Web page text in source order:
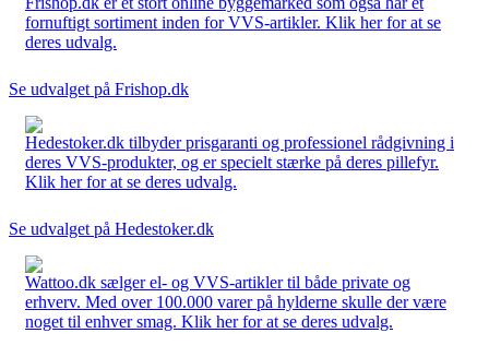
fornuftigt sortiment inden for VVS-artikler. Klik her for at se
deres udvalg.
Se udvalget på Frishop.dk
Hedestoker.dk tilbyder prisgaranti og professionel rådgivning i
deres VVS-produkter, og er specielt stærke på deres pillefyr.
Klik her for at se deres udvalg.
Se udvalget på Hedestoker.dk
Wattoo.dk sælger el- og VVS-artikler til både private og
erhverv. Med over 100.000 varer på hylderne skulle der være
noget til enhver smag. Klik her for at se deres udvalg.